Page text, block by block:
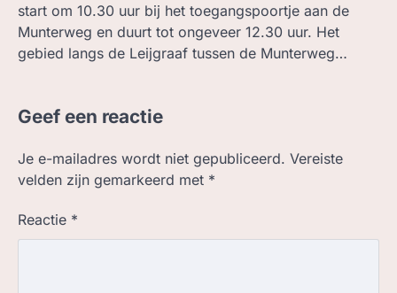
start om 10.30 uur bij het toegangspoortje aan de
Munterweg en duurt tot ongeveer 12.30 uur. Het
gebied langs de Leijgraaf tussen de Munterweg…
Geef een reactie
Je e-mailadres wordt niet gepubliceerd. Vereiste
velden zijn gemarkeerd met *
Reactie *